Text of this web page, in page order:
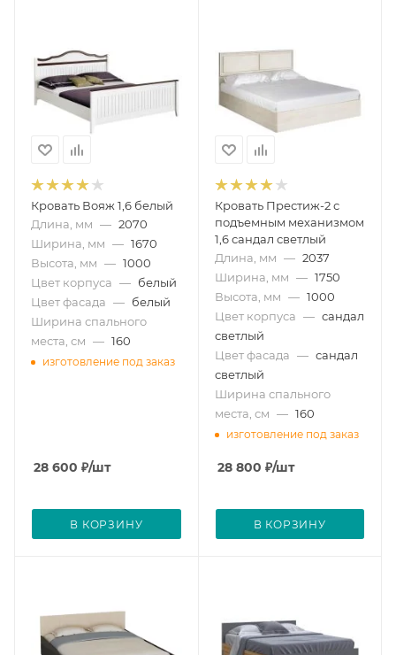
Кровать Вояж 1,6 белый
Длина, мм — 2070
Ширина, мм — 1670
Высота, мм — 1000
Цвет корпуса — белый
Цвет фасада — белый
Ширина спального
места, см — 160
изготовление под заказ
28 600 ₽/шт
В КОРЗИНУ
Кровать Престиж-2 с
подъемным механизмом
1,6 сандал светлый
Длина, мм — 2037
Ширина, мм — 1750
Высота, мм — 1000
Цвет корпуса — сандал
светлый
Цвет фасада — сандал
светлый
Ширина спального
места, см — 160
изготовление под заказ
28 800 ₽/шт
В КОРЗИНУ